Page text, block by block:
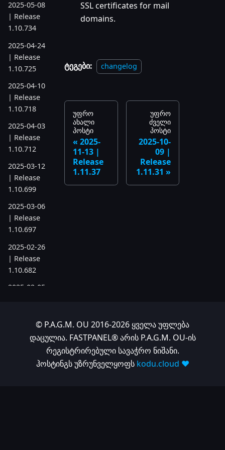
2025-05-08
| Release
1.10.734
2025-04-24
| Release
1.10.725
2025-04-10
| Release
1.10.718
2025-04-03
| Release
1.10.712
2025-03-12
| Release
1.10.699
2025-03-06
| Release
1.10.697
2025-02-26
| Release
1.10.682
2025-02-05
2025-01-15
| Release
SSL certificates for mail
domains.
ტეგები: changelog
უფრო
ახალი
პოსტი
2025-
11-13 |
Release
1.11.37
უფრო
ძველი
პოსტი
2025-10-
09 |
Release
1.11.31
© P.A.G.M. OU 2016-2026 ყველა უფლება
დაცულია. FASTPANEL® არის P.A.G.M. OU-ის
რეგისტრირებული სავაჭრო ნიშანი.
ჰოსტინგს უზრუნველყოფს kodu.cloud ❤️